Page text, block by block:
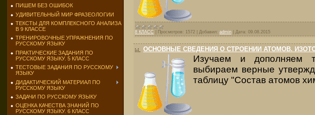
ПИШЕМ БЕЗ ОШИБОК
УДИВИТЕЛЬНЫЙ МИР ФРАЗЕОЛОГИИ
ТЕКСТЫ ДЛЯ КОМПЛЕКСНОГО АНАЛИЗА
В 9 КЛАССЕ
ТРЕНИРОВОЧНЫЕ УПРАЖНЕНИЯ ПО
РУССКОМУ ЯЗЫКУ
ПРАКТИЧЕСКИЕ ЗАДАНИЯ ПО
РУССКОМУ ЯЗЫКУ. 5 КЛАСС
ТЕСТОВЫЕ ЗАДАНИЯ ПО РУССКОМУ
ЯЗЫКУ
ДИДАКТИЧЕСКИЙ МАТЕРИАЛ ПО
РУССКОМУ ЯЗЫКУ
ЗАДАЧИ ПО РУССКОМУ ЯЗЫКУ
ОЦЕНКА КАЧЕСТВА ЗНАНИЙ ПО
РУССКОМУ ЯЗЫКУ. 6 КЛАСС
8 КЛАСС Просмотров: 1572 Добавил: admin Дата: 09.08.2015
ОСНОВНЫЕ СВЕДЕНИЯ О СТРОЕНИИ АТОМОВ.
Изучаем и дополняем
выбираем верные
таблицу "Состав атомов